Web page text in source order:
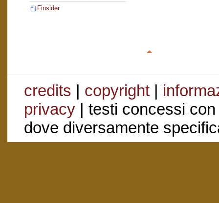
Finsider
credits | copyright|
privacy| testi concessi
dove diversamente